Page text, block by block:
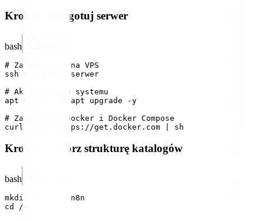
Krok 1: Przygotuj serwer
bash
# Zaloguj się na VPS
ssh root@twoj-serwer
# Aktualizacja systemu
apt update && apt upgrade -y
# Zainstaluj Docker i Docker Compose
Krok 2: Utwórz strukturę katalogów
bash
mkdir -p /opt/n8n